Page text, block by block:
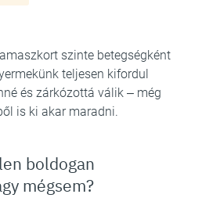
szinte betegségként
teljesen kifordul
és zárkózottá válik ‒ még
is ki akar maradni.
boldogan
mégsem?